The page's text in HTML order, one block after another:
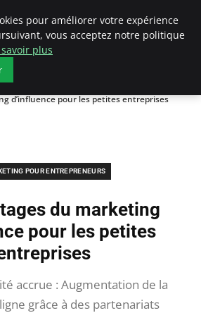
d’influence pour les petites entreprises
POUR ENTREPRENEURS
du marketing
pour les petites
accrue : Augmentation de la
grâce à des partenariats
pour améliorer votre expérience
vous acceptez notre politique
savoir plus